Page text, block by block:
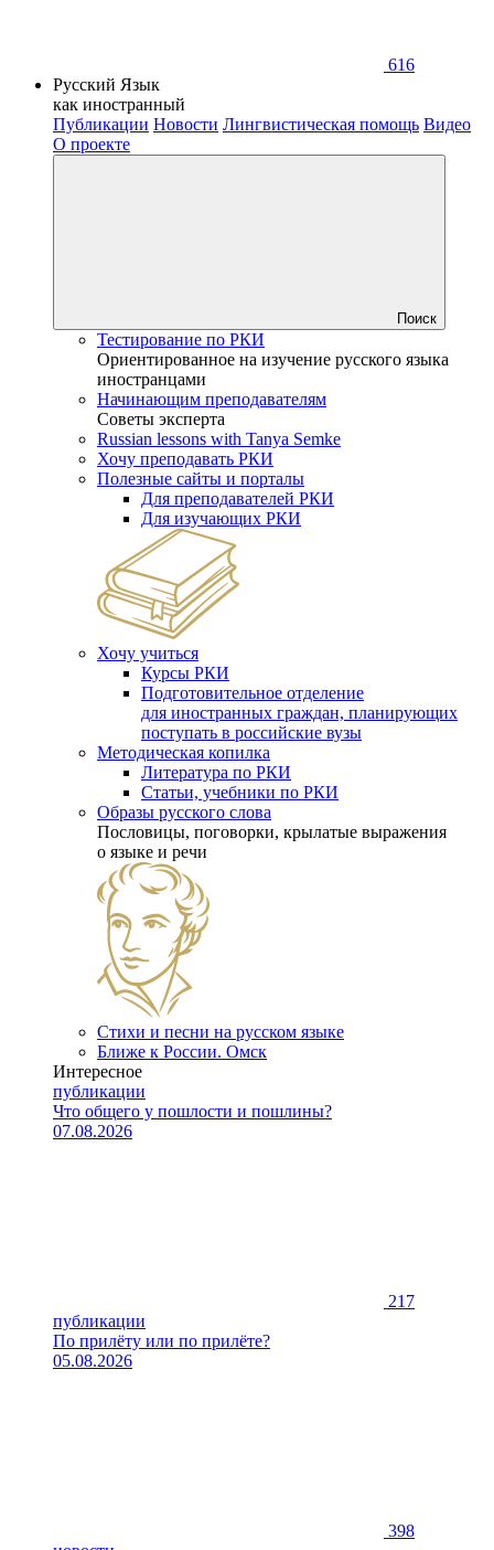
616
Русский Язык
как иностранный
Публикации Новости Лингвистическая помощь Видео
О проекте
Поиск
Тестирование по РКИ
Ориентированное на изучение русского языка
иностранцами
Начинающим преподавателям
Советы эксперта
Russian lessons with Tanya Semke
Хочу преподавать РКИ
Полезные сайты и порталы
Для преподавателей РКИ
Для изучающих РКИ
Хочу учиться
Курсы РКИ
Подготовительное отделение
для иностранных граждан, планирующих
поступать в российские вузы
Методическая копилка
Литература по РКИ
Статьи, учебники по РКИ
Образы русского слова
Пословицы, поговорки, крылатые выражения
о языке и речи
Стихи и песни на русском языке
Ближе к России. Омск
Интересное
публикации
Что общего у пошлости и пошлины?
07.08.2026
217
публикации
По прилёту или по прилёте?
05.08.2026
398